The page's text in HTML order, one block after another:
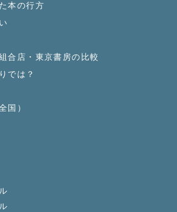
本の行方
合店・東京書房の比較
では？
国）